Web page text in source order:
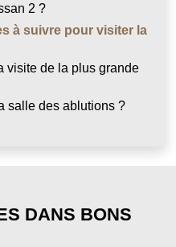
2 ?
à suivre pour visiter la
visite de la plus grande
salle des ablutions ?
DANS BONS